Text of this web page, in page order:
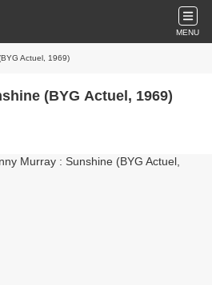
MENU
Actuel, 1969)
(BYG Actuel, 1969)